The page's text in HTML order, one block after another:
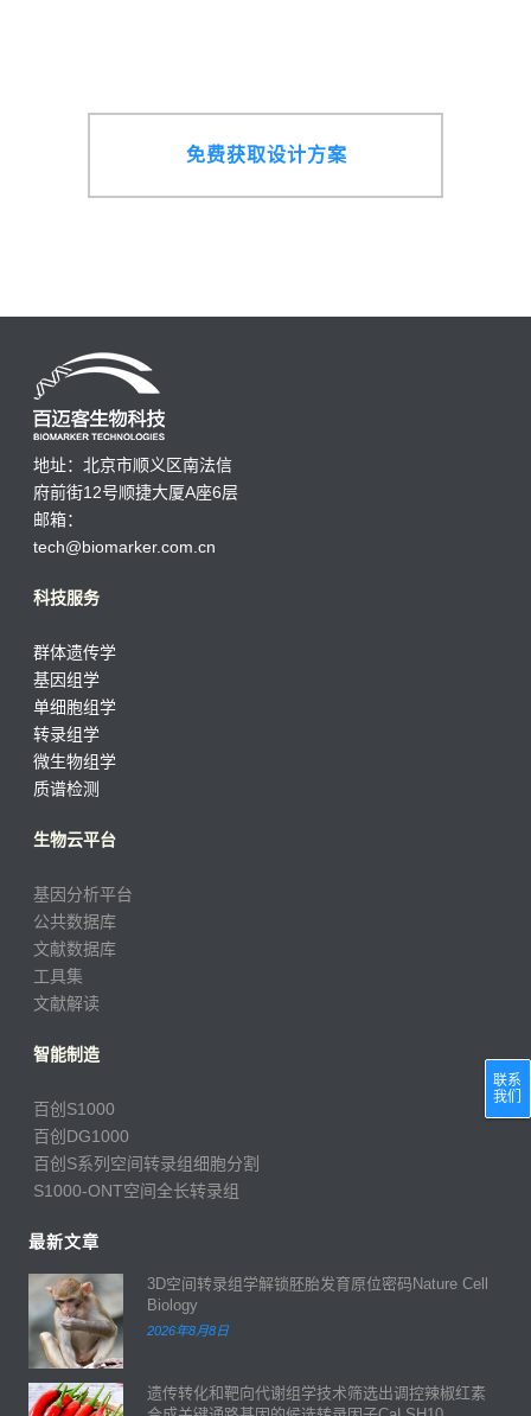
免费获取设计方案
地址：北京市顺义区南法信
府前街12号顺捷大厦A座6层
邮箱：
tech@biomarker.com.cn
科技服务
群体遗传学
基因组学
单细胞组学
转录组学
微生物组学
质谱检测
生物云平台
基因分析平台
公共数据库
文献数据库
工具集
文献解读
智能制造
百创S1000
百创DG1000
百创S系列空间转录组细胞分割
S1000-ONT空间全长转录组
最新文章
3D空间转录组学解锁胚胎发育原位密码Nature Cell
Biology
2026年8月8日
遗传转化和靶向代谢组学技术筛选出调控辣椒红素
联系
我们